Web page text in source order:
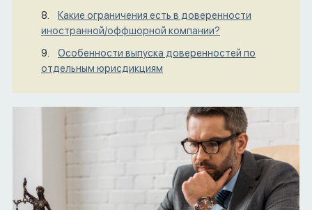
Какие ограничения есть в доверенности
иностранной/оффшорной компании?
Особенности выпуска доверенностей по
отдельным юрисдикциям